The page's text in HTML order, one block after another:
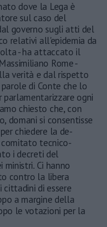
dove la Lega è
sul caso del
governo sugli atti del
relativi all'epidemia da
- ha attaccato il
Rome -
verità e dal rispetto
di Conte che lo
parlamentarizzare ogni
chiesto che, con
domani si consentisse
chiedere la de-
tecnico-
i decreti del
ministri. Ci hanno
contro la libera
di essere
a margine della
le votazioni per la